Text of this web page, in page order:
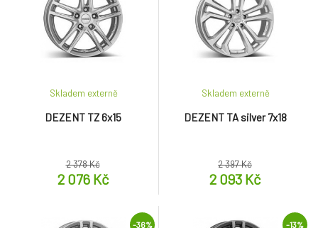
DEZENT TZ 6x15
Skladem externě
2 378 Kč
2 076 Kč
DEZENT TA silver 7x18
Skladem externě
2 397 Kč
2 093 Kč
-36% -13%